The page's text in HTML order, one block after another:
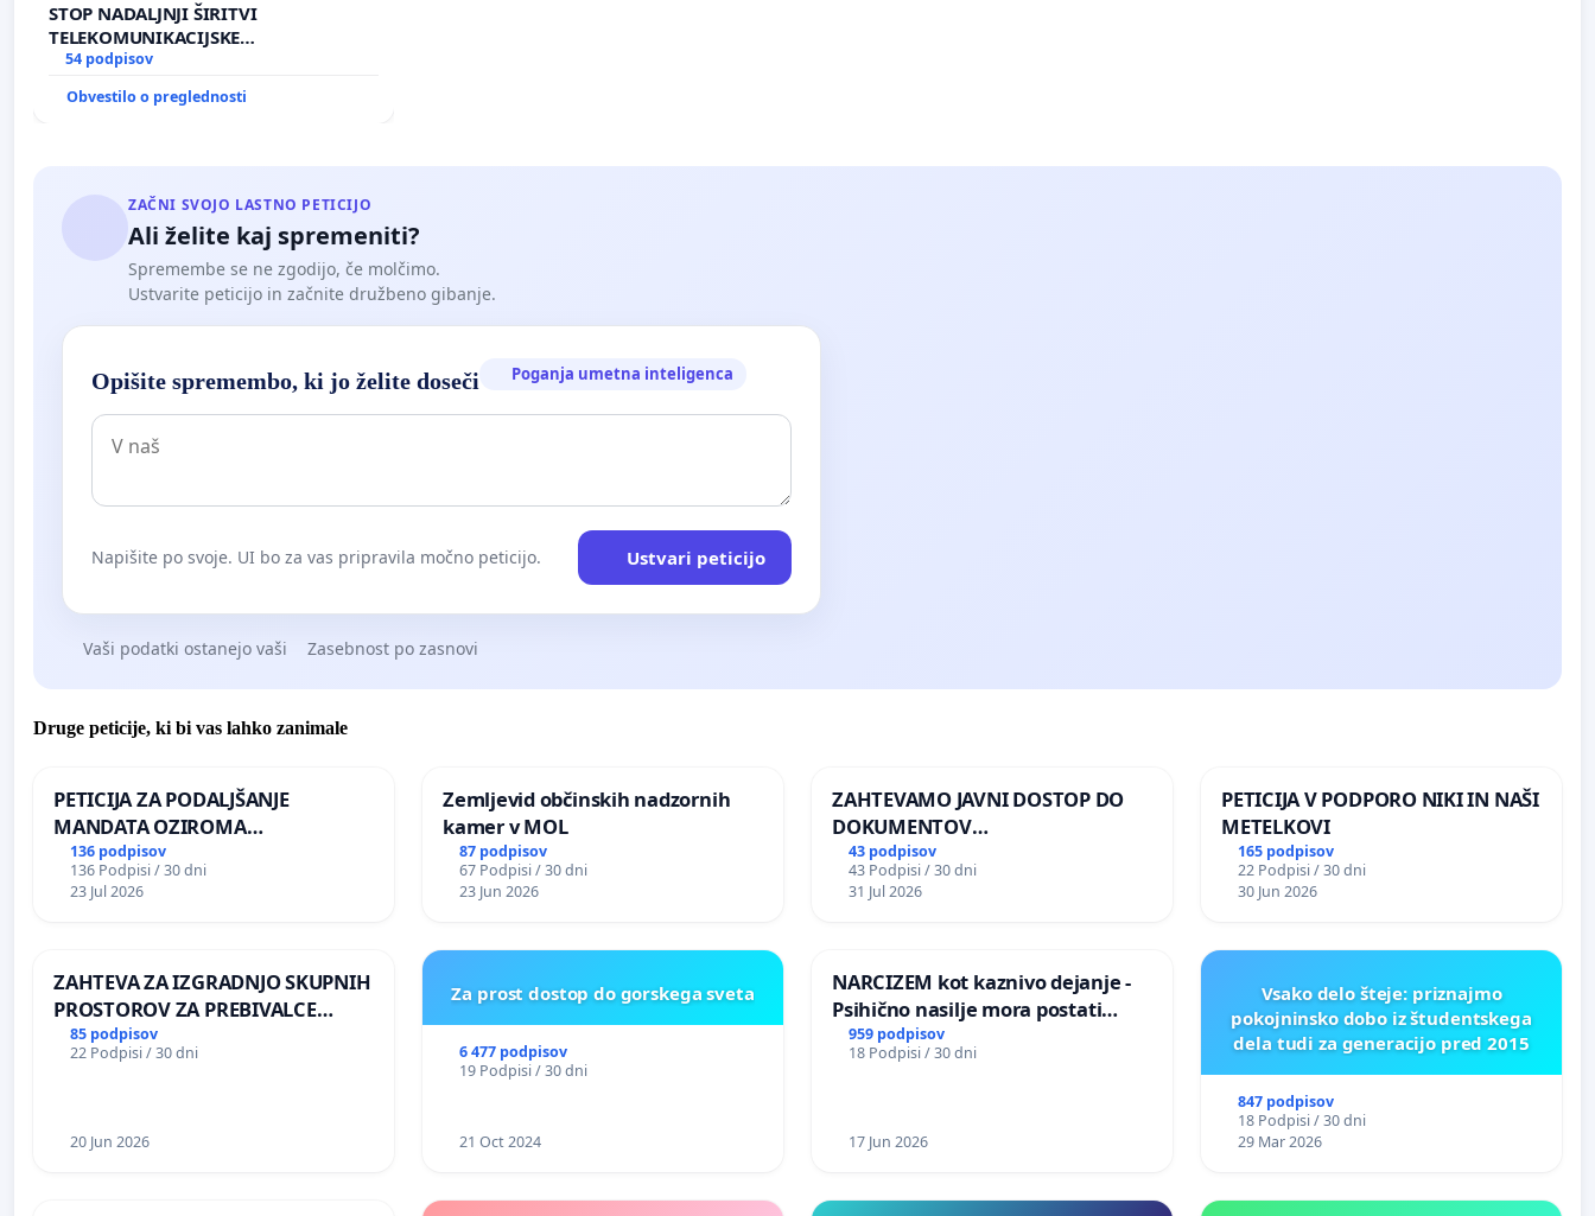
STOP NADALJNJI ŠIRITVI
TELEKOMUNIKACIJSKE
INFRASTRUKTURE IN DODATNIH
ANTEN V GRADIŠČAKU
54 podpisov
Obvestilo o preglednosti
ZAČNI SVOJO LASTNO PETICIJO
Ali želite kaj spremeniti?
Spremembe se ne zgodijo, če molčimo.
Ustvarite peticijo in začnite družbeno gibanje.
Opišite spremembo, ki jo želite doseči Poganja umetna inteligenca
Napišite po svoje. UI bo za vas pripravila močno peticijo. Ustvari peticijo
Vaši podatki ostanejo vaši Zasebnost po zasnovi
Druge peticije, ki bi vas lahko zanimale
PETICIJA ZA PODALJŠANJE
MANDATA OZIROMA
ČIMPREJŠNJO PONOVNO
NAPOTITEV GOSPODA BERNARDA
ŠRAJNERJA NA VELEPOSLANIŠTVO
136 podpisov
136 Podpisi / 30 dni
23 Jul 2026
Zemljevid občinskih nadzornih
kamer v MOL
87 podpisov
67 Podpisi / 30 dni
23 Jun 2026
ZAHTEVAMO JAVNI DOSTOP DO
DOKUMENTOV
PARLAMENTARNIH
PREISKOVALNIH KOMISIJ O
ILEGALNI TRGOVINI Z OROŽJEM
43 podpisov
43 Podpisi / 30 dni
31 Jul 2026
PETICIJA V PODPORO NIKI IN NAŠI
METELKOVI
165 podpisov
22 Podpisi / 30 dni
30 Jun 2026
ZAHTEVA ZA IZGRADNJO SKUPNIH
PROSTOROV ZA PREBIVALCE
KRAJEVNE SKUPNOSTI
PRESTRANEK
85 podpisov
22 Podpisi / 30 dni
20 Jun 2026
Za prost dostop do gorskega sveta
6 477 podpisov
19 Podpisi / 30 dni
21 Oct 2024
NARCIZEM kot kaznivo dejanje -
Psihično nasilje mora postati
enako prepoznano kot fizično
nasilje
959 podpisov
18 Podpisi / 30 dni
17 Jun 2026
Vsako delo šteje: priznajmo
pokojninsko dobo iz študentskega
dela tudi za generacijo pred 2015
847 podpisov
18 Podpisi / 30 dni
29 Mar 2026